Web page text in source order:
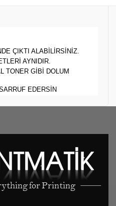
ÇIKTI ALABİLİRSİNİZ.
AYNIDIR.
TONER GİBİ DOLUM
EDERSİN